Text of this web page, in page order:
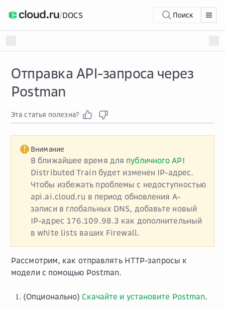
/DOCS Поиск
Отправка API-запроса через
Postman
Эта статья полезна?
Внимание
В ближайшее время для публичного API
Distributed Train будет изменен IP-адрес.
Чтобы избежать проблемы с недоступностью
api.ai.cloud.ru в период обновления А-
записи в глобальных DNS, добавьте новый
IP-адрес 176.109.98.3 как дополнительный
в white lists ваших Firewall.
Рассмотрим, как отправлять HTTP-запросы к
модели с помощью Postman.
(Опционально)Скачайте и установите Postman.